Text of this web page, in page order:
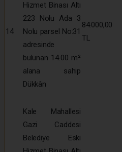
14
Hizmet Binası Altı
223 Nolu Ada 3
Nolu parsel No:31
adresinde
bulunan 14.00 m²
alana sahip
Dükkân
84.000,00
TL
Kale Mahallesi
Gazi Caddesi
Belediye Eski